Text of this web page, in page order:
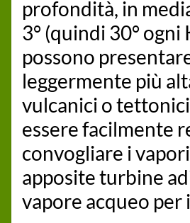
profondità, in
3° (quindi 30°
possono
leggermente più
vulcanici o
essere facilmente
convogliare i
apposite turbine
vapore acqueo